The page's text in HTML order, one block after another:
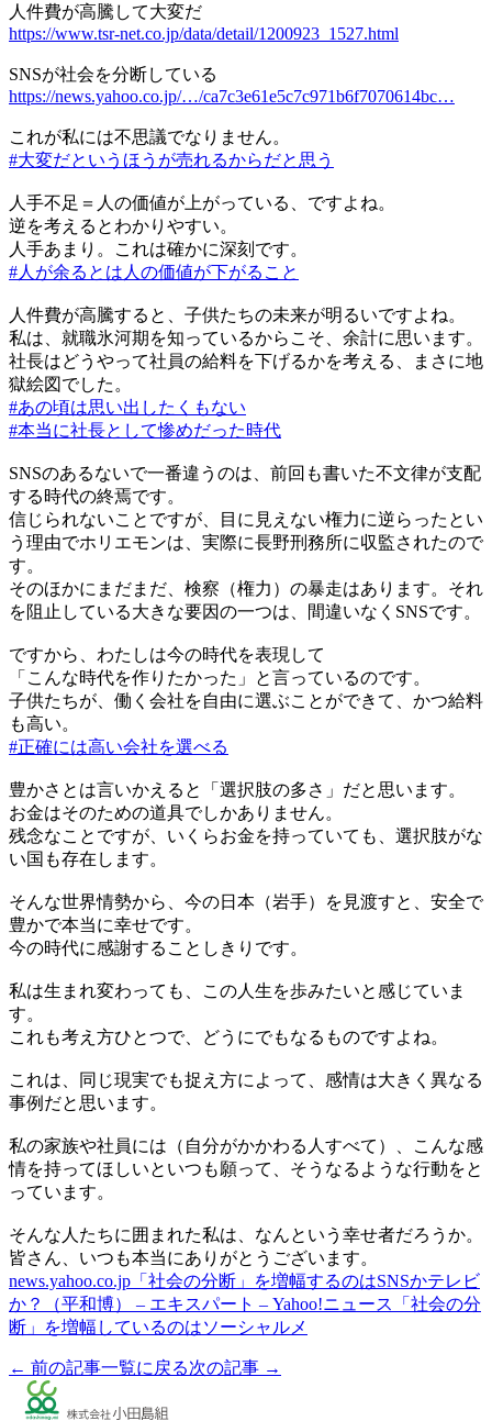
人件費が高騰して大変だ
https://www.tsr-net.co.jp/data/detail/1200923_1527.html
SNSが社会を分断している
https://news.yahoo.co.jp/…/ca7c3e61e5c7c971b6f7070614bc…
これが私には不思議でなりません。
#大変だというほうが売れるからだと思う
人手不足＝人の価値が上がっている、ですよね。
逆を考えるとわかりやすい。
人手あまり。これは確かに深刻です。
#人が余るとは人の価値が下がること
人件費が高騰すると、子供たちの未来が明るいですよね。
私は、就職氷河期を知っているからこそ、余計に思います。
社長はどうやって社員の給料を下げるかを考える、まさに地
獄絵図でした。
#あの頃は思い出したくもない
#本当に社長として惨めだった時代
SNSのあるないで一番違うのは、前回も書いた不文律が支配
する時代の終焉です。
信じられないことですが、目に見えない権力に逆らったとい
う理由でホリエモンは、実際に長野刑務所に収監されたので
す。
そのほかにまだまだ、検察（権力）の暴走はあります。それ
を阻止している大きな要因の一つは、間違いなくSNSです。
ですから、わたしは今の時代を表現して
「こんな時代を作りたかった」と言っているのです。
子供たちが、働く会社を自由に選ぶことができて、かつ給料
も高い。
#正確には高い会社を選べる
豊かさとは言いかえると「選択肢の多さ」だと思います。
お金はそのための道具でしかありません。
残念なことですが、いくらお金を持っていても、選択肢がな
い国も存在します。
そんな世界情勢から、今の日本（岩手）を見渡すと、安全で
豊かで本当に幸せです。
今の時代に感謝することしきりです。
私は生まれ変わっても、この人生を歩みたいと感じていま
す。
これも考え方ひとつで、どうにでもなるものですよね。
これは、同じ現実でも捉え方によって、感情は大きく異なる
事例だと思います。
私の家族や社員には（自分がかかわる人すべて）、こんな感
情を持ってほしいといつも願って、そうなるような行動をと
っています。
そんな人たちに囲まれた私は、なんという幸せ者だろうか。
皆さん、いつも本当にありがとうございます。
news.yahoo.co.jp「社会の分断」を増幅するのはSNSかテレビ
か？（平和博） – エキスパート – Yahoo!ニュース「社会の分
断」を増幅しているのはソーシャルメ
← 前の記事一覧に戻る次の記事 →